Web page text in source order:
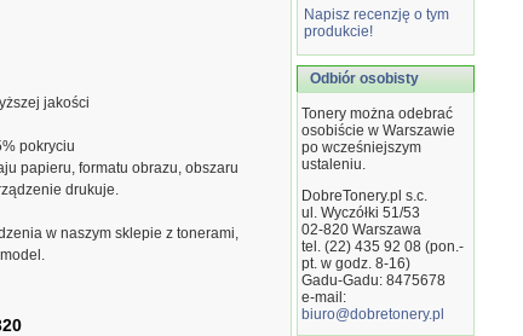
jakości
pokryciu
papieru, formatu obrazu, obszaru
drukuje.
w naszym sklepie z tonerami,
Napisz recenzję o tym
produkcie!
Odbiór osobisty
Tonery można odebrać
osobiście w Warszawie
po wcześniejszym
ustaleniu.
DobreTonery.pl s.c.
ul. Wyczółki 51/53
02-820 Warszawa
tel. (22) 435 92 08 (pon.-
pt. w godz. 8-16)
Gadu-Gadu: 8475678
e-mail:
biuro@dobretonery.pl